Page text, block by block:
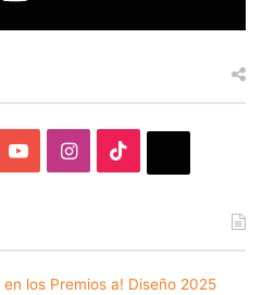
YouTubeInstagram
los Premios a! Diseño 2025